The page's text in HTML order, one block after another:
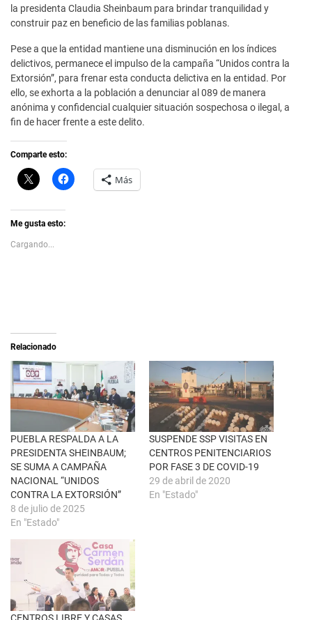
la presidenta Claudia Sheinbaum para brindar tranquilidad y
construir paz en beneficio de las familias poblanas.
Pese a que la entidad mantiene una disminución en los índices
delictivos, permanece el impulso de la campaña “Unidos contra la
Extorsión”, para frenar esta conducta delictiva en la entidad. Por
ello, se exhorta a la población a denunciar al 089 de manera
anónima y confidencial cualquier situación sospechosa o ilegal, a
fin de hacer frente a este delito.
Comparte esto:
C
l
k
t
s
h
e
b
r
e
e
n
u
n
a
e
n
t
a
n
a
n
u
e
v
a
)
H
a
n
a
c
e
b
o
o
k
(
S
e
a
b
r
e
e
n
a
v
e
n
t
a
n
a
Más
Me gusta esto:
Cargando...
Relacionado
PUEBLA RESPALDA A LA
PRESIDENTA SHEINBAUM;
SE SUMA A CAMPAÑA
NACIONAL “UNIDOS
CONTRA LA EXTORSIÓN”
8 de julio de 2025
En "Estado"
SUSPENDE SSP VISITAS EN
CENTROS PENITENCIARIOS
POR FASE 3 DE COVID-19
29 de abril de 2020
En "Estado"
CENTROS LIBRE Y CASAS